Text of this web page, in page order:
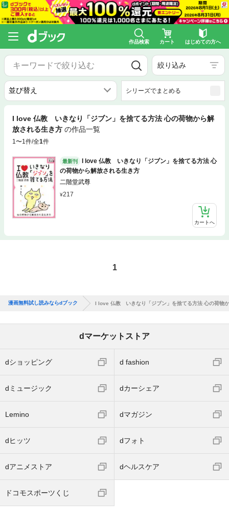
作品検索 カート はじめての方へ
絞り込み
シリーズでまとめる
I love 仏教 いきなり「ジブン」を捨てる方法 心の荷物から解
放される生き方 の作品一覧
1〜1件/全1件
最新刊
I love 仏教 いきなり「ジブン」を捨てる方法 心
の荷物から解放される生き方
二階堂武尊
217
カートへ
1
漫画無料試し読みならdブック I love 仏教 いきなり「ジブン」を捨てる方法 心の荷物
dマーケットストア
dショッピング d fashion
dミュージック dカーシェア
Lemino dマガジン
dヒッツ dフォト
dアニメストア dヘルスケア
ドコモスポーツくじ